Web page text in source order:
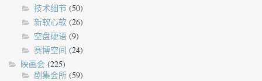
技术细节 (50)
新软心软 (26)
空盘硬语 (9)
赛博空间 (24)
映画会 (225)
剧集会所 (59)